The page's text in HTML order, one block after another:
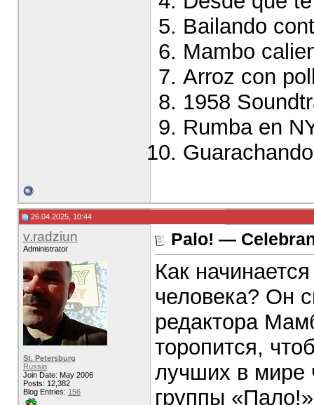
Bailando
Mambo
Arroz con
1958
Rumba en
26.04.2025, 10:44
v.radziun
Administrator
St. Petersburg
Russia
Join Date: May 2006
Posts: 12,382
Blog Entries: 156
Palo! —
Как
человека? Он
редактора
торопится,
лучших в мире
группы